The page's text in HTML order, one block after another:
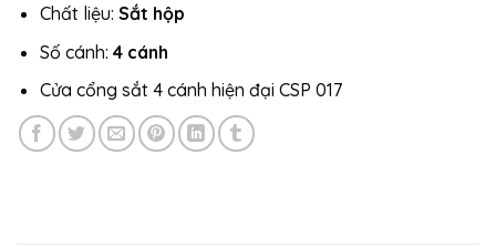
Chất liệu: Sắt hộp
Số cánh: 4 cánh
Cửa cổng sắt 4 cánh hiện đại CSP 017